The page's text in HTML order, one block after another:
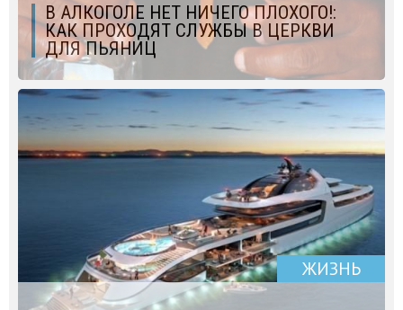
В АЛКОГОЛЕ НЕТ НИЧЕГО ПЛОХОГО!:
КАК ПРОХОДЯТ СЛУЖБЫ В ЦЕРКВИ
ДЛЯ ПЬЯНИЦ
ЖИЗНЬ